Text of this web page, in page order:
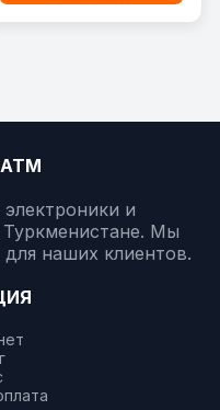
и
Мы
наших клиентов.